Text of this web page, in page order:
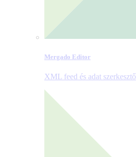
Mergado Editor
XML feed és adat szerkesztő